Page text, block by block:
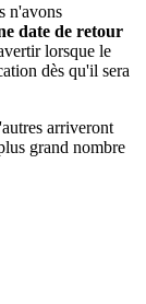
n'avons
date de retour
lorsque le
dès qu'il sera
arriveront
grand nombre